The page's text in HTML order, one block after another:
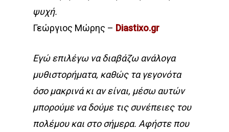
ψυχή.
Γεώργιος Μώρης – Diastixo.gr
Εγώ επιλέγω να διαβάζω ανάλογα
μυθιστορήματα, καθώς τα γεγονότα
όσο μακρινά κι αν είναι, μέσω αυτών
μπορούμε να δούμε τις συνέπειες του
πολέμου και στο σήμερα. Αφήστε που